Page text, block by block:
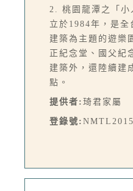
2. 桃園龍潭之「小
立於1984年，是全
建築為主題的遊樂
正紀念堂、國父紀
建築外，還陸續建
點。
提供者: 琦君家屬
登錄號: